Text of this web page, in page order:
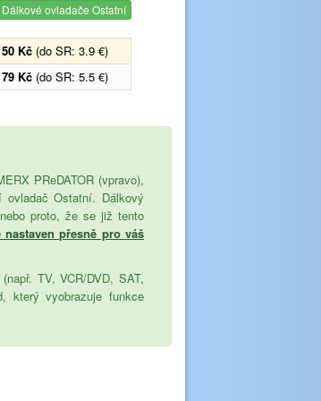
Dálkové ovladače Ostatní
50 Kč (do SR: 3.9 €)
79 Kč (do SR: 5.5 €)
PReDATOR (vpravo),
Ostatní. Dálkový
proto, že se již tento
přesně pro váš
(např. TV, VCR/DVD, SAT,
který vyobrazuje funkce